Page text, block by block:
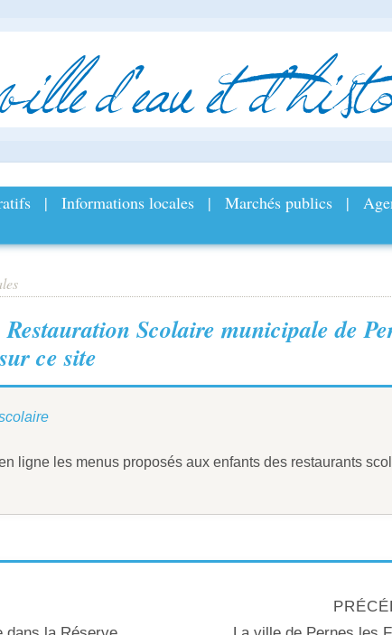
d’eauetd’
| Informations locales | Marchés publics |
Scolaire municipale de
ce site
ligne les menus proposés aux enfants des restaurants